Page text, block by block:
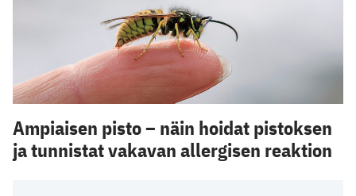
Ampiaisen pisto – näin hoidat pistoksen
ja tunnistat vakavan allergisen reaktion